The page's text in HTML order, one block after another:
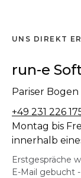
UNS DIREKT
run-e
Pariser
+49 231 226
Montag bis
innerhalb
Erstgespräche
E-Mail gebucht